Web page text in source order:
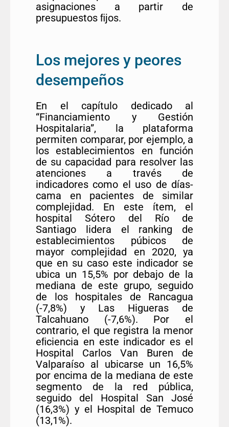
asignaciones a partir de
presupuestos ﬁjos.
Los mejores y peores
desempeños
En el capítulo dedicado al
“Financiamiento y Gestión
Hospitalaria”, la plataforma
permiten comparar, por ejemplo, a
los establecimientos en función
de su capacidad para resolver las
atenciones a través de
indicadores como el uso de días-
cama en pacientes de similar
complejidad. En este ítem, el
hospital Sótero del Río de
Santiago lidera el ranking de
establecimientos púbicos de
mayor complejidad en 2020, ya
que en su caso este indicador se
ubica un 15,5% por debajo de la
mediana de este grupo, seguido
de los hospitales de Rancagua
(-7,8%) y Las Higueras de
Talcahuano (-7,6%). Por el
contrario, el que registra la menor
eﬁciencia en este indicador es el
Hospital Carlos Van Buren de
Valparaíso al ubicarse un 16,5%
por encima de la mediana de este
segmento de la red pública,
seguido del Hospital San José
(16,3%) y el Hospital de Temuco
(13,1%).